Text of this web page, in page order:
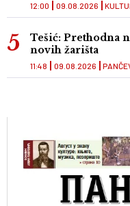
12:00 09.08.2026
Tešić: Prethodna
novih žarišta
11:48 09.08.2026